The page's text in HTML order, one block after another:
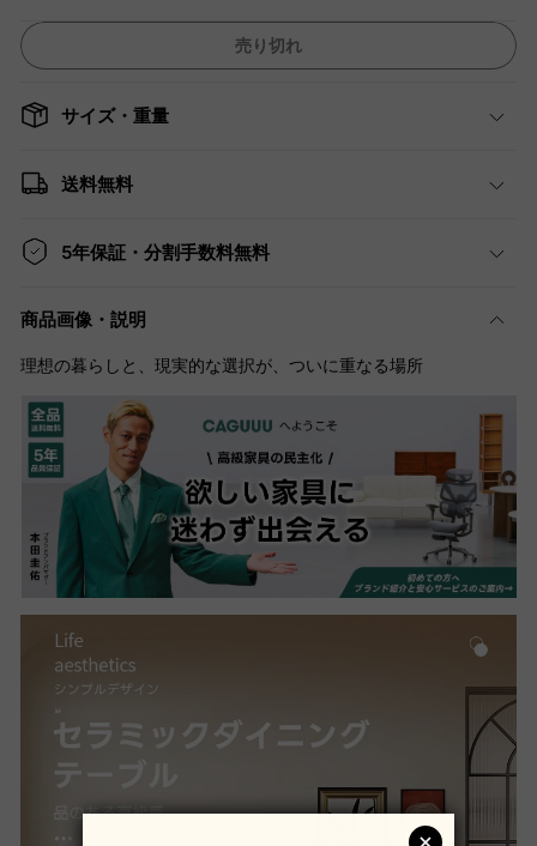
売り切れ
サイズ・重量
送料無料
5年保証・分割手数料無料
商品画像・説明
理想の暮らしと、現実的な選択が、ついに重なる場所